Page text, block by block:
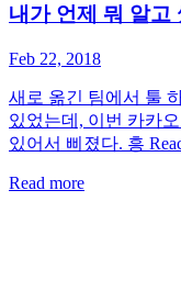
내가 언제 뭐 알고
Feb 22, 2018
새로 옮긴 팀에서 툴
있었는데, 이번 카카
있어서 삐졌다. 흥
Read more